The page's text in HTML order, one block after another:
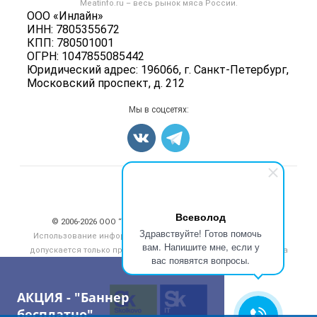
Всеволод
Здравствуйте! Готов помочь
вам. Напишите мне, если у
вас появятся вопросы.
АКЦИЯ - "Баннер
Meatinfo.ru – весь рынок мяса России.
ООО «Инлайн»
ИНН: 7805355672
КПП: 780501001
ОГРН: 1047855085442
Юридический адрес: 196066, г. Санкт-Петербург,
Московский проспект, д. 212
Политика обработки персональных данных
Мониторинг
Вакансии
Колбасы, сосиски, деликатесы
Мясные полуфабрикаты
Мясные снеки
Яйца
Карта объявлений
Мы в соцсетях:
© 2006‑2026 ООО “Инлайн”. 12+ Все права защищены.
Использование информации, размещенной на данном сайте,
допускается только при размещении активной гиперссылки на
meatinfo.ru